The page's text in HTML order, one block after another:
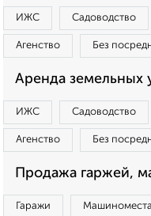
ИЖС Садоводство
Агенство Без
Аренда земельных
ИЖС Садоводство
Агенство Без
Продажа гаржей,
Гаражи